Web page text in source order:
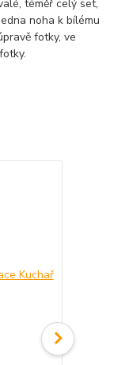
téměř celý set,
noha k bílému
fotky, ve